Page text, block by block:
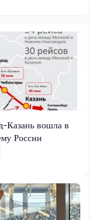
вошла в
России